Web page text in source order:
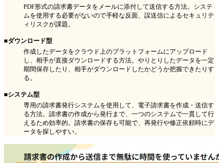
PDF形式の請求書データをメールに添付して送信する方法。システ
ムを使用する必要がないので手軽な反面、誤送信によるセキュリテ
ィリスクが課題。
■ダウンロード型
作成したデータをクラウド上のプラットフォームにアップロード
し、相手が直接ダウンロードする方法。やりとりしたデータを一定
期間保存したり、相手がダウンロードしたかどうか把握できたりす
る。
■システム型
専用の請求書発行システムを使用して、電子請求書を作成・送信す
る方法。請求書の作成から発行まで、一つのシステムで一貫して行
えるため効率的。請求書の保存も可能で、再発行や修正依頼時にデ
ータを探しやすい。